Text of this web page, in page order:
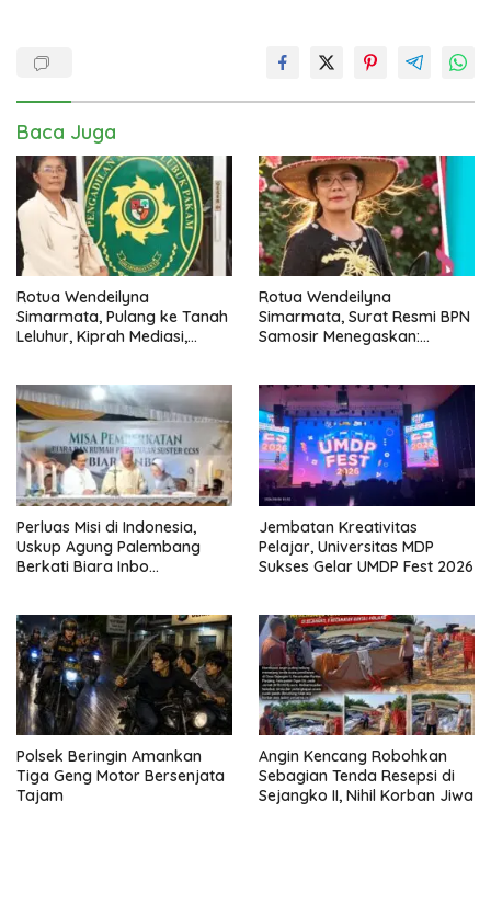
Baca Juga
Rotua Wendeilyna
Simarmata, Pulang ke Tanah
Leluhur, Kiprah Mediasi,
Batak
Rotua Wendeilyna
Simarmata, Surat Resmi BPN
Samosir Menegaskan:
dalam Sengketa Lumban Silo
Perluas Misi di Indonesia,
Uskup Agung Palembang
Berkati Biara Inbo
Jembatan Kreativitas
Pelajar, Universitas MDP
Sukses Gelar UMDP Fest 2026
Polsek Beringin Amankan
Tiga Geng Motor Bersenjata
Tajam
Angin Kencang Robohkan
Sebagian Tenda Resepsi di
Sejangko II, Nihil Korban Jiwa